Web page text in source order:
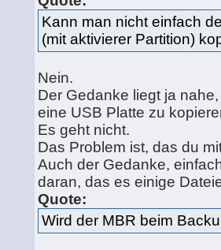
Kann man nicht einfach
(mit aktivierer Partition)
Nein.
Der Gedanke liegt ja
eine USB Platte zu
Es geht nicht.
Das Problem ist, das du
Auch der Gedanke,
daran, das es einige
Quote:
Wird der MBR beim